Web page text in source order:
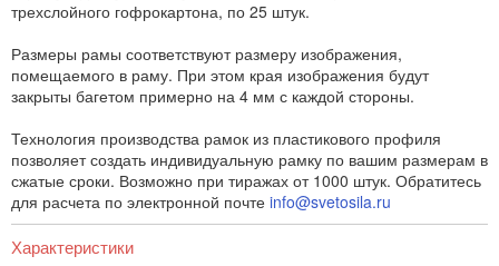
трехслойного гофрокартона, по 25 штук.
Размеры рамы соответствуют размеру изображения,
помещаемого в раму. При этом края изображения будут
закрыты багетом примерно на 4 мм с каждой стороны.
Технология производства рамок из пластикового профиля
позволяет создать индивидуальную рамку по вашим размерам в
сжатые сроки. Возможно при тиражах от 1000 штук. Обратитесь
для расчета по электронной почте info@svetosila.ru
Характеристики